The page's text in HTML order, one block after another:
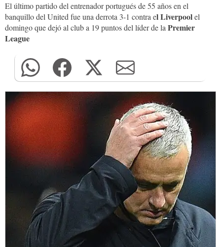
El último partido del entrenador portugués de 55 años en el
banquillo del United fue una derrota 3-1 contra el Liverpoolel
domingo que dejó al club a 19 puntos del líder de la Premier
League